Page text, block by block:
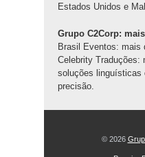
Estados Unidos e
Grupo C2Corp:
Brasil Eventos: mais
Celebrity Traduções:
soluções linguísticas
precisão.
© 2026